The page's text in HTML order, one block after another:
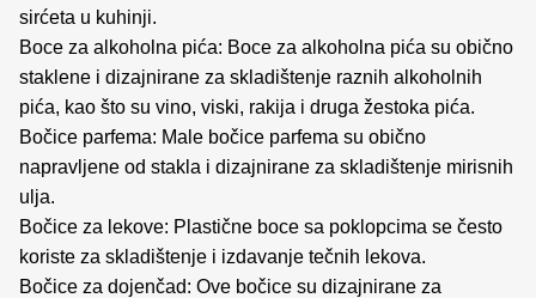
sirćeta u kuhinji.
Boce za alkoholna pića: Boce za alkoholna pića su obično
staklene i dizajnirane za skladištenje raznih alkoholnih
pića, kao što su vino, viski, rakija i druga žestoka pića.
Bočice parfema: Male bočice parfema su obično
napravljene od stakla i dizajnirane za skladištenje mirisnih
ulja.
Bočice za lekove: Plastične boce sa poklopcima se često
koriste za skladištenje i izdavanje tečnih lekova.
Bočice za dojenčad: Ove bočice su dizajnirane za